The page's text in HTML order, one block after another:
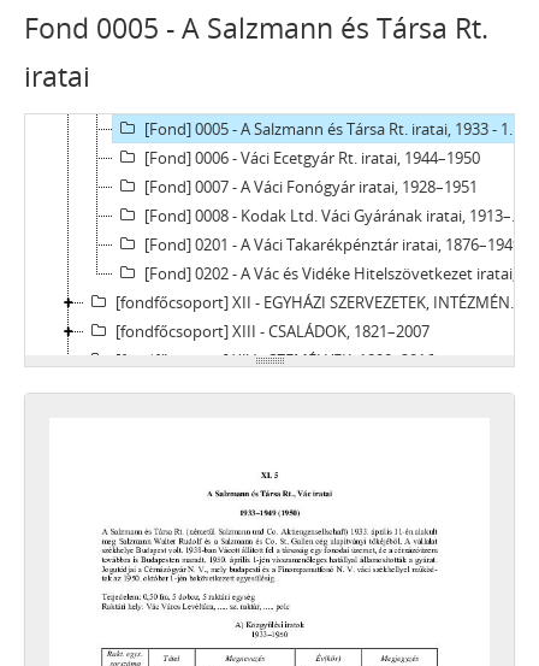
Fond 0005 - A Salzmann és Társa Rt.
iratai
[Fond] 0001 - Az Első Magyar Szövő- és Kötőgyár Rt. iratai, 1893–1956
[Fond] 0002 - A Váci Kékessy Rudolf-féle Vas- és Fémöntöde és Radiátorgyár iratai, 1932–1951
[Fond] 0005 - A Salzmann és Társa Rt. iratai, 1933 - 1950
[Fond] 0006 - Váci Ecetgyár Rt. iratai, 1944–1950
[Fond] 0007 - A Váci Fonógyár iratai, 1928–1951
[Fond] 0008 - Kodak Ltd. Váci Gyárának iratai, 1913–1947
[Fond] 0201 - A Váci Takarékpénztár iratai, 1876–1949
[Fond] 0202 - A Vác és Vidéke Hitelszövetkezet iratai, 1942–1951
[fondfőcsoport] XII - EGYHÁZI SZERVEZETEK, INTÉZMÉNYEK, 1764 –1950
[fondfőcsoport] XIII - CSALÁDOK, 1821–2007
[fondfőcsoport] XIV - SZEMÉLYEK, 1800–2016
[fondfőcsoport] XV - GYŰJTEMÉNYEK, 1074–2016
[fondfőcsoport] XXIII - TANÁCSOK, 1945–1990
[fondfőcsoport] XXIV - AZ ÁLLAMIGAZGATÁS TERÜLETI SZERVEI, 1952–1991
[fondfőcsoport] XXIX - GAZDASÁGI SZERVEK, 1946–2010
[fondfőcsoport] XXX - SZÖVETKEZETEK, 1949–2015
[fondfőcsoport] XXXVII - MEGYEI JOGÚ VÁROSI, VÁROSI ÉS KÖZSÉGI ÖNKORMÁNYZATOK, 1989–2014